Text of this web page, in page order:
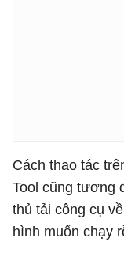
Cách thao tác
Tool cũng tương
thủ tải công cụ
hình muốn chạy